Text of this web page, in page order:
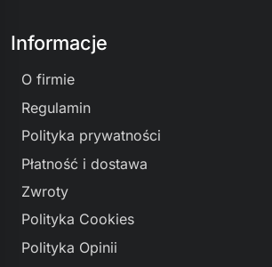
Informacje
O firmie
Regulamin
Polityka prywatności
Płatność i dostawa
Zwroty
Polityka Cookies
Polityka Opinii